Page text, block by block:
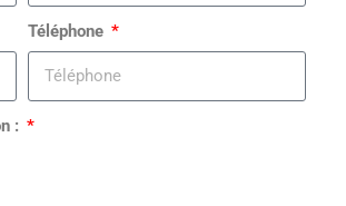
Téléphone
: